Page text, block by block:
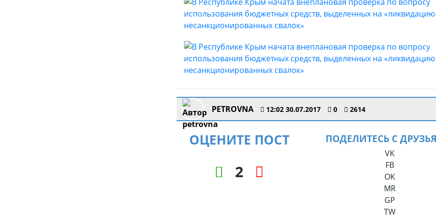
PETROVNA 12:02 30.07.2017 0 2614
ОЦЕНИТЕ ПОСТ
2
ПОДЕЛИТЕСЬ С
VK
FB
OK
MR
GP
TW